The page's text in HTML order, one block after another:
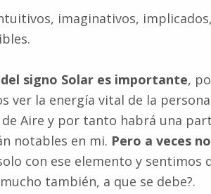
imaginativos,
del signo Solar es importante,
ver la energía vital de la
de Aire y por tanto habrá una
notables en mi. Pero a veces
con ese elemento y sentimos
también, a que se debe?.